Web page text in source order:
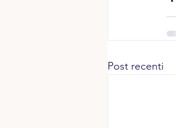
Post recenti